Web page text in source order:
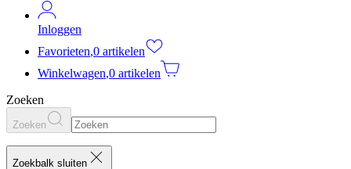
Inloggen
Favorieten,0 artikelen
Winkelwagen,0 artikelen
Zoeken
Zoeken
Zoekbalk sluiten